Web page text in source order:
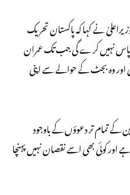
نے کہا کہ پاکستان تحریک
نہیں کرے گی جب تک عمران
وہ بجٹ کے حوالے سے اپنی
کے تمام تر دعوؤں کے باوجود
اور کوئی بھی اسے نقصان نہیں پہنچا